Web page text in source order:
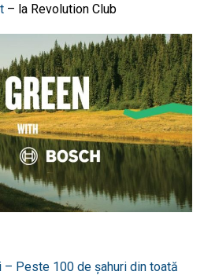
– la Revolution Club
– Peste 100 de șahuri din toată